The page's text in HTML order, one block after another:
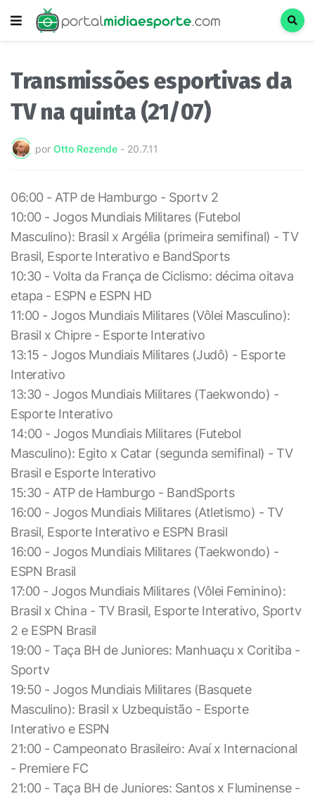
Transmissões esportivas da
TV na quinta (21/07)
por Otto Rezende - 20.7.11
06:00 - ATP de Hamburgo - Sportv 2
10:00 - Jogos Mundiais Militares (Futebol
Masculino): Brasil x Argélia (primeira semifinal) - TV
Brasil, Esporte Interativo e BandSports
10:30 - Volta da França de Ciclismo: décima oitava
etapa - ESPN e ESPN HD
11:00 - Jogos Mundiais Militares (Vôlei Masculino):
Brasil x Chipre - Esporte Interativo
13:15 - Jogos Mundiais Militares (Judô) - Esporte
Interativo
13:30 - Jogos Mundiais Militares (Taekwondo) -
Esporte Interativo
14:00 - Jogos Mundiais Militares (Futebol
Masculino): Egito x Catar (segunda semifinal) - TV
Brasil e Esporte Interativo
15:30 - ATP de Hamburgo - BandSports
16:00 - Jogos Mundiais Militares (Atletismo) - TV
Brasil, Esporte Interativo e ESPN Brasil
16:00 - Jogos Mundiais Militares (Taekwondo) -
ESPN Brasil
17:00 - Jogos Mundiais Militares (Vôlei Feminino):
Brasil x China - TV Brasil, Esporte Interativo, Sportv
2 e ESPN Brasil
19:00 - Taça BH de Juniores: Manhuaçu x Coritiba -
Sportv
19:50 - Jogos Mundiais Militares (Basquete
Masculino): Brasil x Uzbequistão - Esporte
Interativo e ESPN
21:00 - Campeonato Brasileiro: Avaí x Internacional
- Premiere FC
21:00 - Taça BH de Juniores: Santos x Fluminense -